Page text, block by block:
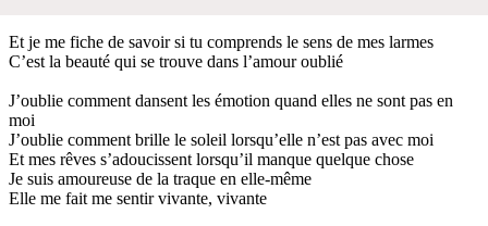
Et je me fiche de savoir si tu comprends le sens de mes larmes
C’est la beauté qui se trouve dans l’amour oublié
J’oublie comment dansent les émotion quand elles ne sont pas en
moi
J’oublie comment brille le soleil lorsqu’elle n’est pas avec moi
Et mes rêves s’adoucissent lorsqu’il manque quelque chose
Je suis amoureuse de la traque en elle-même
Elle me fait me sentir vivante, vivante